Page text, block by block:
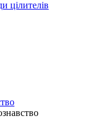
цілителів